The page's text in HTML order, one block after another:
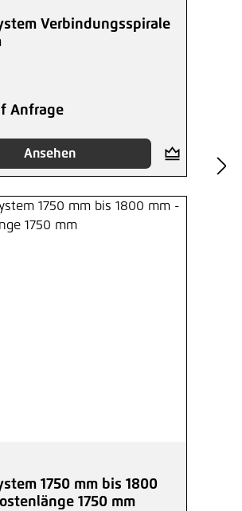
Verbindungsspirale
Anfrage
Ansehen
1750 mm bis 1800
1750 mm